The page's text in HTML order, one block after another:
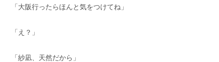
「大阪行ったらほんと気をつけてね」
「え？」
「紗凪、天然だから」